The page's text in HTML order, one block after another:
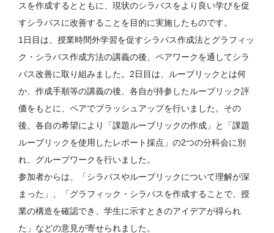
スを作成するとともに、現状のシラバスをより良い学びを促
すシラバスに改善することを目的に実施したものです。
1日目は、授業時間外学習を促すシラバス作成法とグラフィッ
ク・シラバス作成方法の講義の後、ペアワークを通してシラ
バス改善に取り組みました。2日目は、ルーブリックとは何
か、作成手順等の講義の後、各自が持参したルーブリック評
価をもとに、ペアでブラッシュアップを行いました。その
後、各自の希望により「課題ルーブリックの作成」と「課題
ルーブリックを使用したレポート採点」の2つの分科会に別
れ、グループワークを行いました。
参加者からは、「シラバスやルーブリックについて理解が深
まった」、「グラフィック・シラバスを作成することで、授
業の構造を確認でき、学生に示すときのアイデアが得られ
た」などの意見が寄せられました。